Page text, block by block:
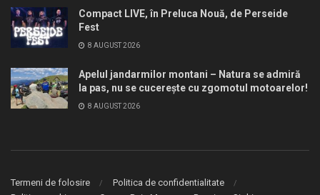
Compact LIVE, în Preluca Nouă, de Perseide
Fest
8 AUGUST 2026
Apelul jandarmilor montani – Natura se admiră
la pas, nu se cucerește cu zgomotul motoarelor!
8 AUGUST 2026
Termeni de folosire
Politica de confidentialitate